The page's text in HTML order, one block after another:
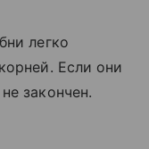
легко
Если они
закончен.